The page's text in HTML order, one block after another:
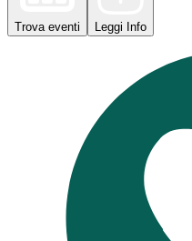
Trova eventi Leggi Info